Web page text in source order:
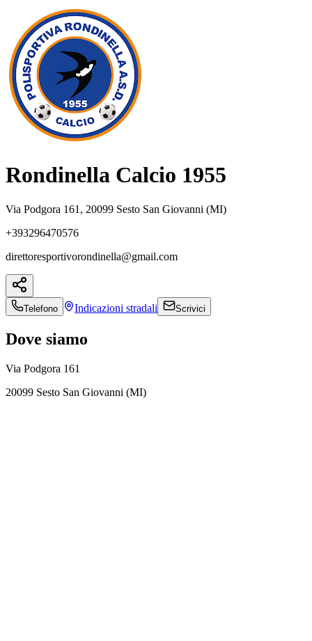
Rondinella Calcio 1955
Via Podgora 161, 20099 Sesto San Giovanni (MI)
+393296470576
direttoresportivorondinella@gmail.com
Telefono Indicazioni stradali Scrivici
Dove siamo
Via Podgora 161
20099 Sesto San Giovanni (MI)